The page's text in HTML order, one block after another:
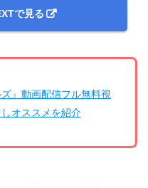
解約もOK／／
で見る
で見る
』動画配信フル無料視
オススメを紹介